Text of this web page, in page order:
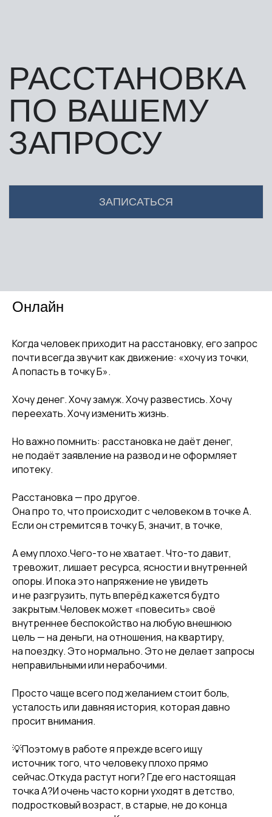
ЗАПИСАТЬСЯ
ПО ВАШЕМУ
ЗАПРОСУ
Онлайн
Когда человек приходит на расстановку, его запрос
почти всегда звучит как движение: «хочу из точки,
А попасть в точку Б».
Хочу денег. Хочу замуж. Хочу развестись. Хочу
переехать. Хочу изменить жизнь.
Но важно помнить: расстановка не даёт денег,
не подаёт заявление на развод и не оформляет
ипотеку.
Расстановка — про другое.
Она про то, что происходит с человеком в точке А.
Если он стремится в точку Б, значит, в точке,
А ему плохо.Чего-то не хватает. Что-то давит,
тревожит, лишает ресурса, ясности и внутренней
опоры. И пока это напряжение не увидеть
и не разгрузить, путь вперёд кажется будто
закрытым.Человек может «повесить» своё
внутреннее беспокойство на любую внешнюю
цель — на деньги, на отношения, на квартиру,
на поездку. Это нормально. Это не делает запросы
неправильными или нерабочими.
Просто чаще всего под желанием стоит боль,
усталость или давняя история, которая давно
просит внимания.
💡Поэтому в работе я прежде всего ищу
источник того, что человеку плохо прямо
сейчас.Откуда растут ноги? Где его настоящая
точка А?И очень часто корни уходят в детство,
подростковый возраст, в старые, не до конца